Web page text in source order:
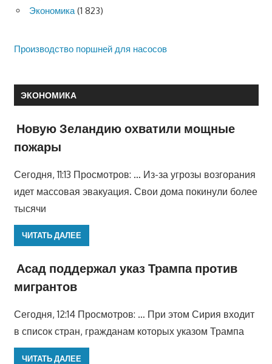
Экономика (1 823)
Производство поршней для насосов
ЭКОНОМИКА
Новую Зеландию охватили мощные
пожары
Сегодня, 11:13 Просмотров: … Из-за угрозы возгорания
идет массовая эвакуация. Свои дома покинули более
тысячи
ЧИТАТЬ ДАЛЕЕ
Асад поддержал указ Трампа против
мигрантов
Сегодня, 12:14 Просмотров: … При этом Сирия входит
в список стран, гражданам которых указом Трампа
ЧИТАТЬ ДАЛЕЕ